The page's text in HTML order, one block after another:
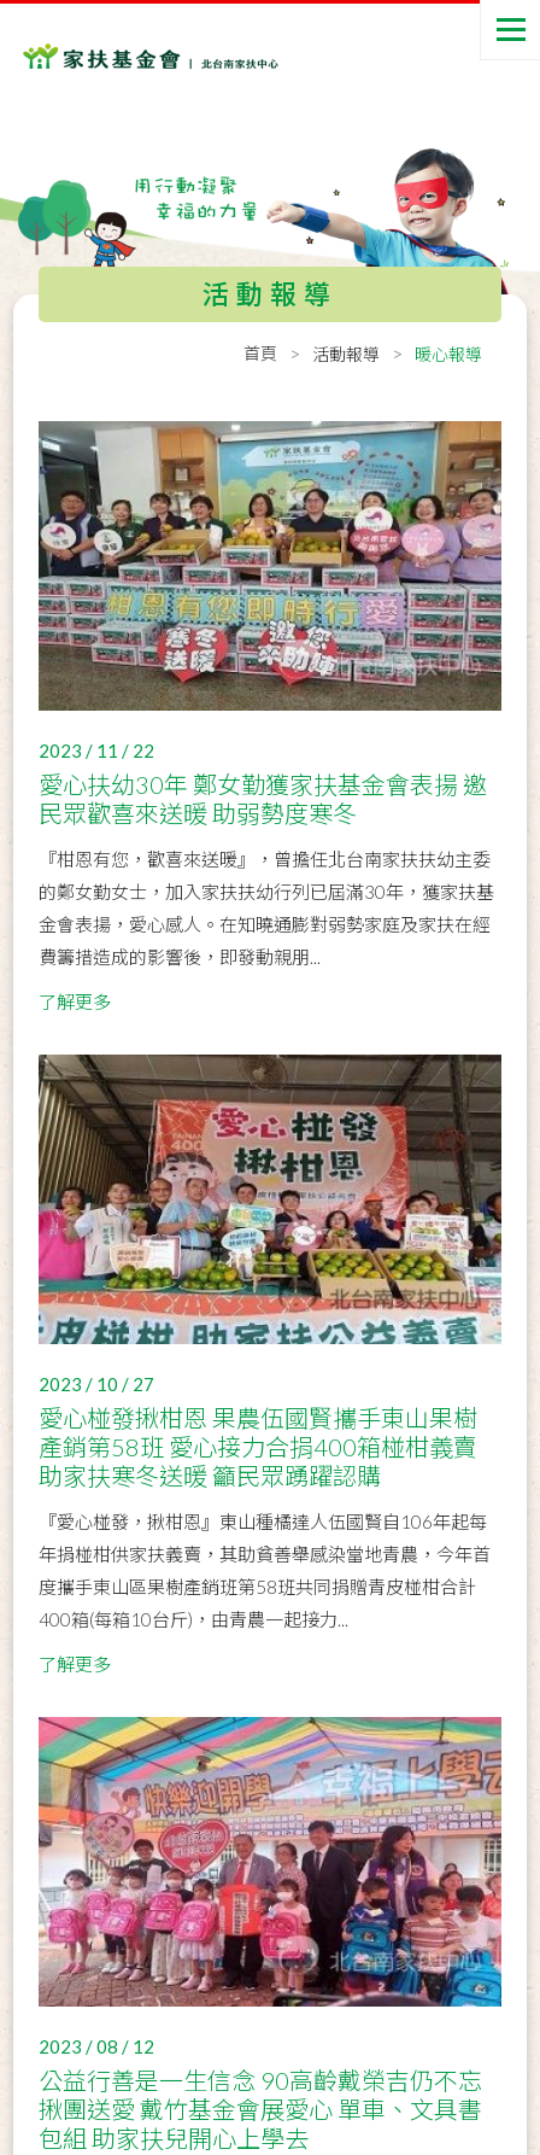
活動報導
首頁 活動報導 暖心報導
2023 / 11 / 22
愛心扶幼30年 鄭女勤獲家扶基金會表揚 邀
民眾歡喜來送暖 助弱勢度寒冬
『柑恩有您，歡喜來送暖』，曾擔任北台南家扶扶幼主委
的鄭女勤女士，加入家扶扶幼行列已屆滿30年，獲家扶基
金會表揚，愛心感人。在知曉通膨對弱勢家庭及家扶在經
費籌措造成的影響後，即發動親朋...
了解更多
2023 / 10 / 27
愛心椪發揪柑恩 果農伍國賢攜手東山果樹
產銷第58班 愛心接力合捐400箱椪柑義賣
助家扶寒冬送暖 籲民眾踴躍認購
『愛心椪發，揪柑恩』東山種橘達人伍國賢自106年起每
年捐椪柑供家扶義賣，其助貧善舉感染當地青農，今年首
度攜手東山區果樹產銷班第58班共同捐贈青皮椪柑合計
400箱(每箱10台斤)，由青農一起接力...
了解更多
2023 / 08 / 12
公益行善是一生信念 90高齡戴榮吉仍不忘
揪團送愛 戴竹基金會展愛心 單車、文具書
包組 助家扶兒開心上學去